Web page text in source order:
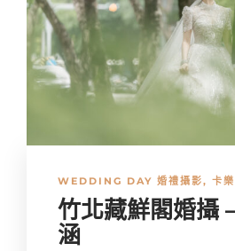
WEDDING DAY 婚禮攝影, 卡樂
竹北藏鮮閣婚攝
涵